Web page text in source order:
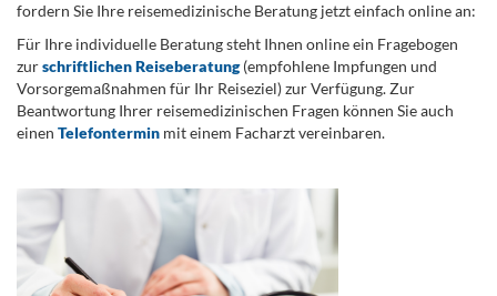
fordern Sie Ihre reisemedizinische Beratung jetzt einfach online an:
Für Ihre individuelle Beratung steht Ihnen online ein Fragebogen
zurschriftlichen Reiseberatung(empfohlene Impfungen und
Vorsorgemaßnahmen für Ihr Reiseziel) zur Verfügung. Zur
Beantwortung Ihrer reisemedizinischen Fragen können Sie auch
einen Telefontermin mit einem Facharzt vereinbaren.